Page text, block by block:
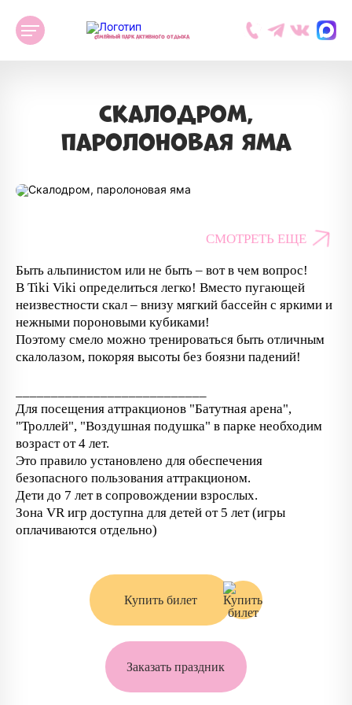
семейный парк активного отдыха
Cкалодром,
паролоновая яма
СМОТРЕТЬ ЕЩЕ
Быть альпинистом или не быть – вот в чем вопрос!
В Tiki Viki определиться легко! Вместо пугающей
неизвестности скал – внизу мягкий бассейн с яркими и
нежными пороновыми кубиками!
Поэтому смело можно тренироваться быть отличным
скалолазом, покоряя высоты без боязни падений!
Для посещения аттракционов "Батутная арена",
"Троллей", "Воздушная подушка" в парке необходим
возраст от 4 лет.
Это правило установлено для обеспечения
безопасного пользования аттракционом.
Дети до 7 лет в сопровождении взрослых.
Зона VR игр доступна для детей от 5 лет (игры
оплачиваются отдельно)
Купить билет
Заказать праздник